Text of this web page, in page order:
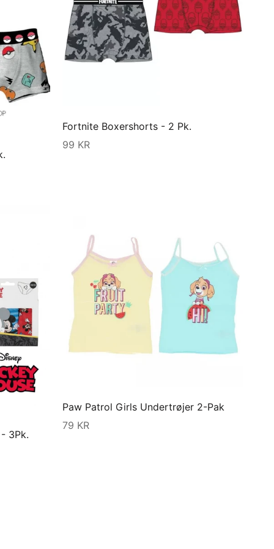
Fortnite Boxershorts - 2 Pk.
99 KR
3Pk.
Paw Patrol Girls Undertrøjer 2-Pak
79 KR